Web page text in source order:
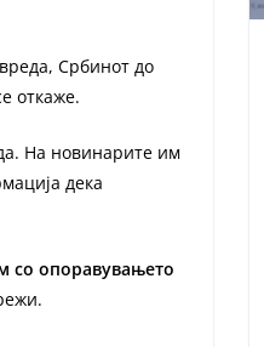
Србинот до
откаже.
На новинарите им
дека
со опоравувањето